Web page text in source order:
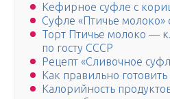
Кефирное суфле с
Суфле «Птичье молоко»
Торт Птичье молоко —
по госту СССР
Рецепт «Сливочное
Как правильно
Калорийность